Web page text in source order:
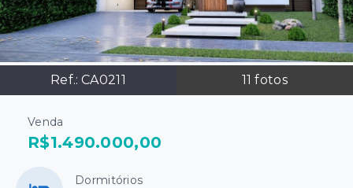
Ref.:CA0211 11 fotos
Venda
R$1.490.000,00
Dormitórios